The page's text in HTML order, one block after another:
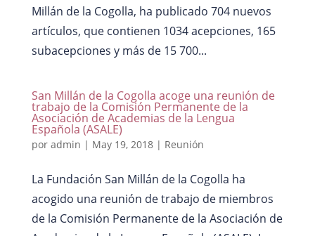
Millán de la Cogolla, ha publicado 704 nuevos
artículos, que contienen 1034 acepciones, 165
subacepciones y más de 15 700...
San Millán de la Cogolla acoge una reunión de
trabajo de la Comisión Permanente de la
Asociación de Academias de la Lengua
Española (ASALE)
por admin | May 19, 2018| Reunión
La Fundación San Millán de la Cogolla ha
acogido una reunión de trabajo de miembros
de la Comisión Permanente de la Asociación de